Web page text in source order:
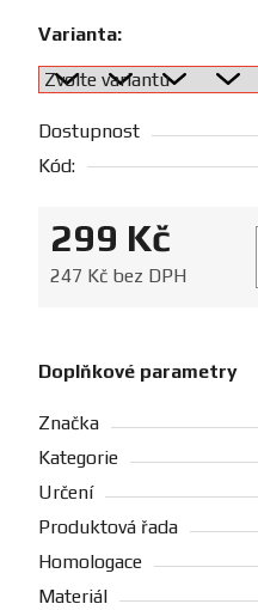
Varianta:
Dostupnost
Kód:
299 Kč
247 Kč bez DPH
Doplňkové parametry
Značka
Kategorie
Určení
Produktová řada
Homologace
Materiál